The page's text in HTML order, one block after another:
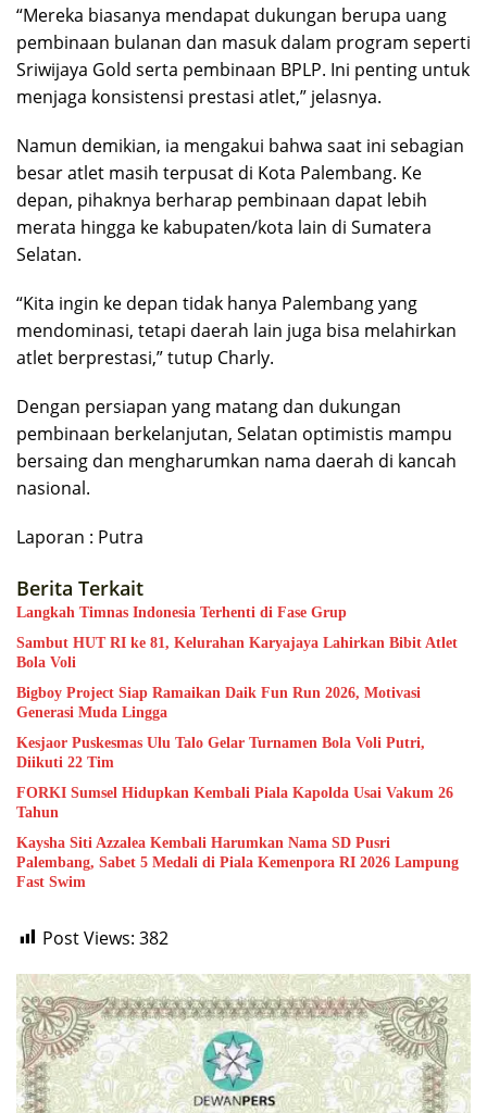
“Mereka biasanya mendapat dukungan berupa uang
pembinaan bulanan dan masuk dalam program seperti
Sriwijaya Gold serta pembinaan BPLP. Ini penting untuk
menjaga konsistensi prestasi atlet,” jelasnya.
Namun demikian, ia mengakui bahwa saat ini sebagian
besar atlet masih terpusat di Kota Palembang. Ke
depan, pihaknya berharap pembinaan dapat lebih
merata hingga ke kabupaten/kota lain di Sumatera
Selatan.
“Kita ingin ke depan tidak hanya Palembang yang
mendominasi, tetapi daerah lain juga bisa melahirkan
atlet berprestasi,” tutup Charly.
Dengan persiapan yang matang dan dukungan
pembinaan berkelanjutan, Selatan optimistis mampu
bersaing dan mengharumkan nama daerah di kancah
nasional.
Laporan : Putra
Berita Terkait
Langkah Timnas Indonesia Terhenti di Fase Grup
Sambut HUT RI ke 81, Kelurahan Karyajaya Lahirkan Bibit Atlet
Bola Voli
Bigboy Project Siap Ramaikan Daik Fun Run 2026, Motivasi
Generasi Muda Lingga
Kesjaor Puskesmas Ulu Talo Gelar Turnamen Bola Voli Putri,
Diikuti 22 Tim
FORKI Sumsel Hidupkan Kembali Piala Kapolda Usai Vakum 26
Tahun
Kaysha Siti Azzalea Kembali Harumkan Nama SD Pusri
Palembang, Sabet 5 Medali di Piala Kemenpora RI 2026 Lampung
Fast Swim
Post Views: 382